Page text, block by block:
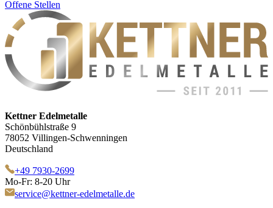
Offene Stellen
Kettner Edelmetalle
Schönbühlstraße 9
78052 Villingen-Schwenningen
Deutschland
+49 7930-2699
Mo-Fr: 8-20 Uhr
service@kettner-edelmetalle.de